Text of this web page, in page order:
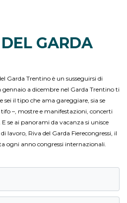
GARDA
Garda Trentino è un susseguirsi di
a dicembre nel Garda Trentino ti
sei il tipo che ama gareggiare, sia se
–, mostre e manifestazioni, concerti
se ai panorami da vacanza si unisce
lavoro, Riva del Garda Fierecongressi, il
ogni anno congressi internazionali.